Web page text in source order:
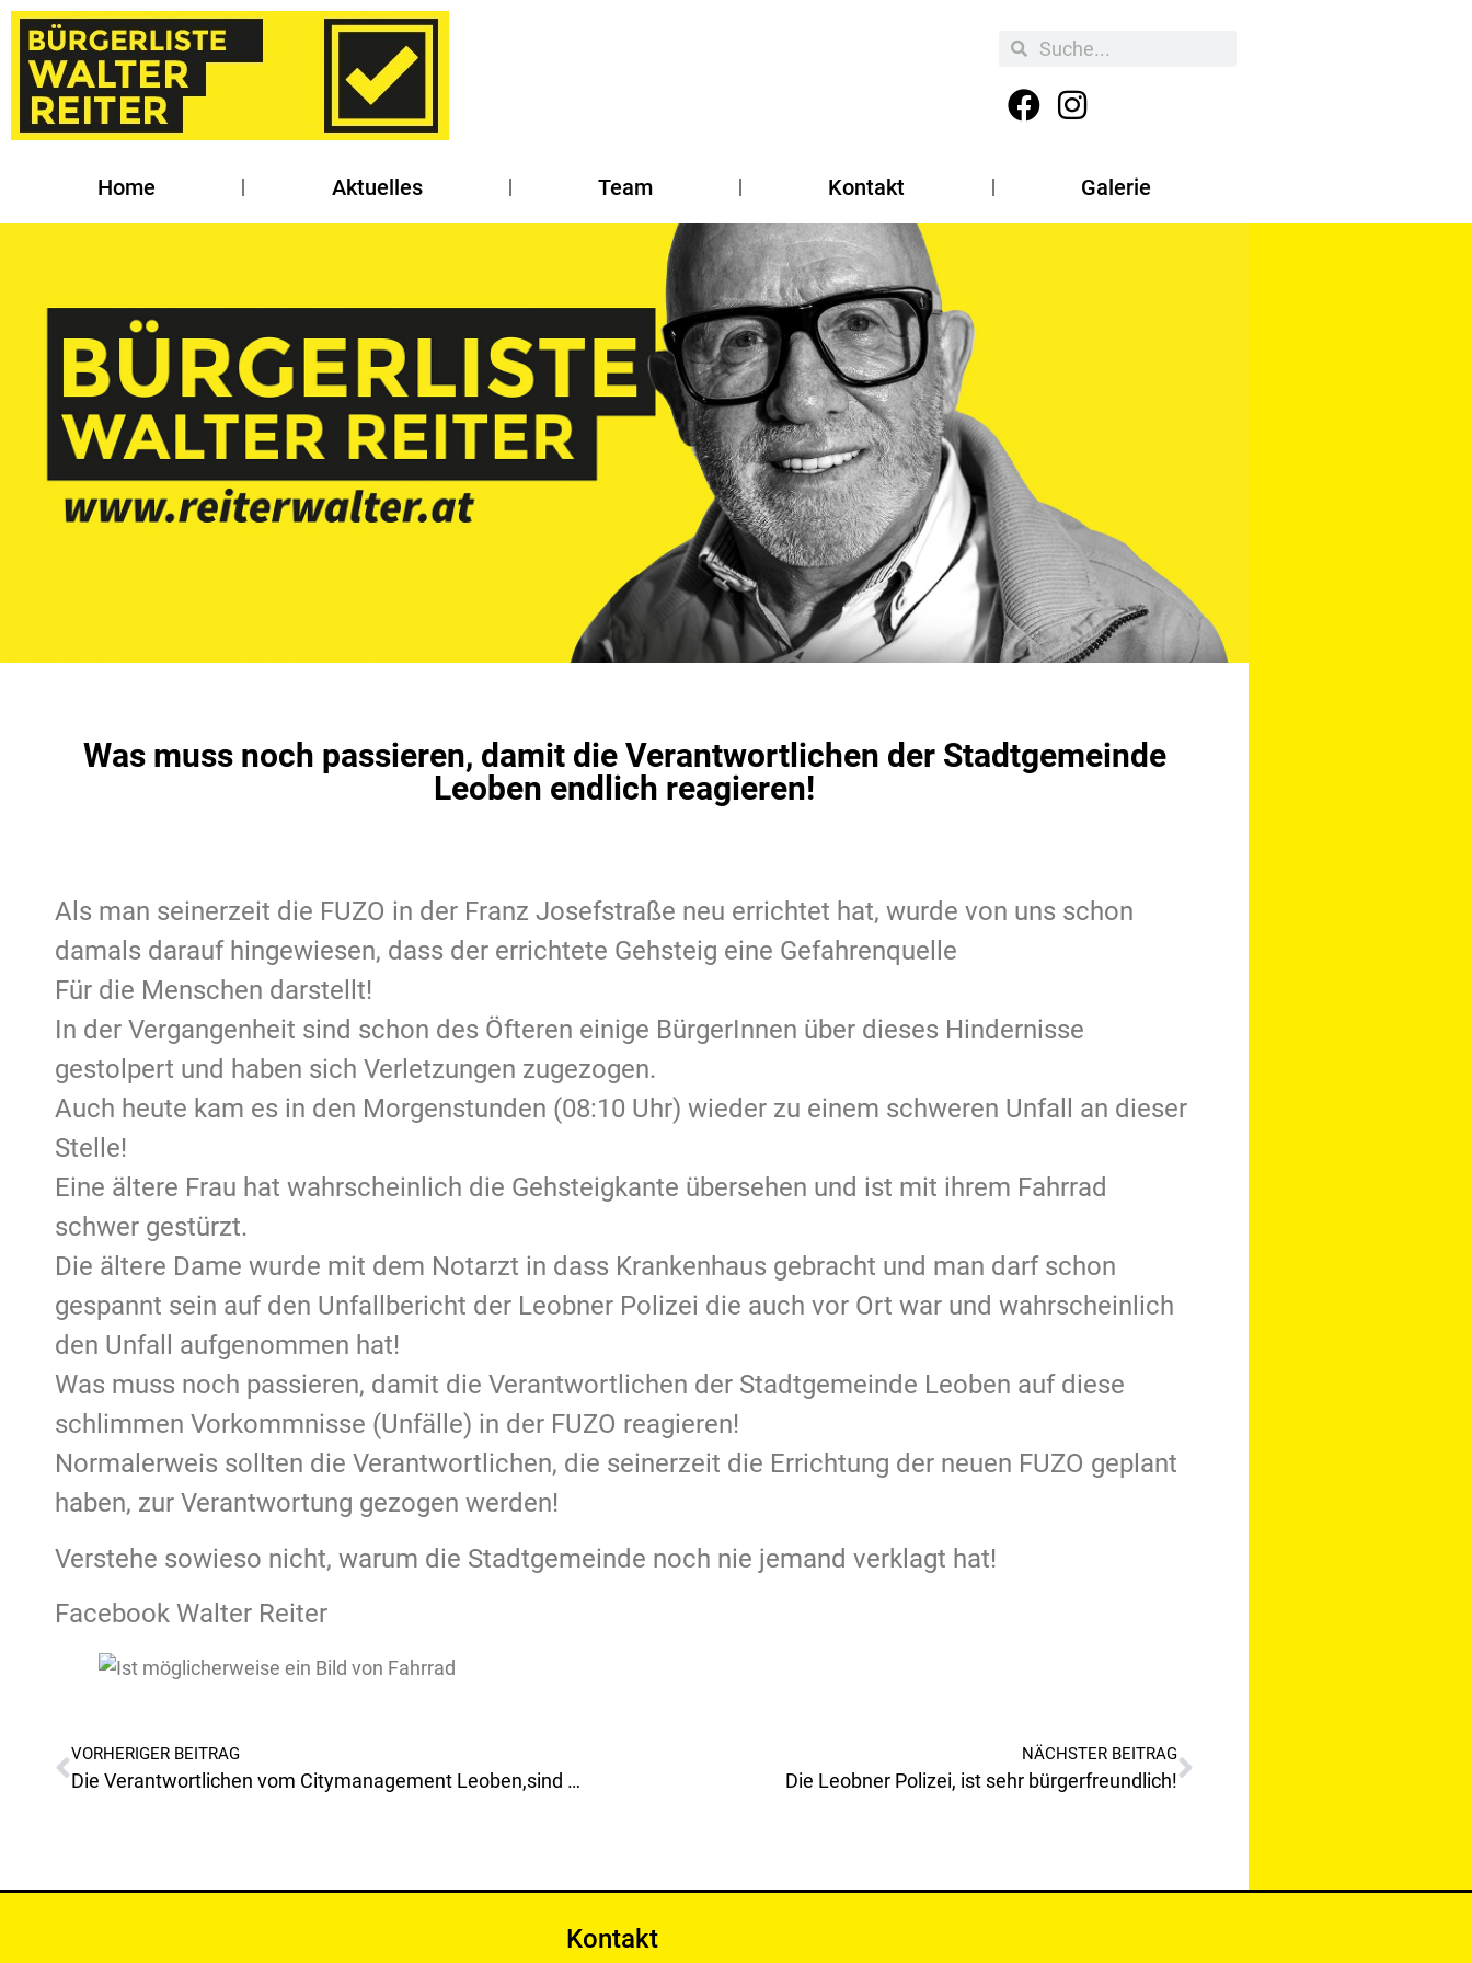
Home Aktuelles Team Kontakt Galerie
Was muss noch passieren, damit die Verantwortlichen der Stadtgemeinde
Leoben endlich reagieren!
Als man seinerzeit die FUZO in der Franz Josefstraße neu errichtet hat, wurde von uns schon
damals darauf hingewiesen, dass der errichtete Gehsteig eine Gefahrenquelle
Für die Menschen darstellt!
In der Vergangenheit sind schon des Öfteren einige BürgerInnen über dieses Hindernisse
gestolpert und haben sich Verletzungen zugezogen.
Auch heute kam es in den Morgenstunden (08:10 Uhr) wieder zu einem schweren Unfall an dieser
Stelle!
Eine ältere Frau hat wahrscheinlich die Gehsteigkante übersehen und ist mit ihrem Fahrrad
schwer gestürzt.
Die ältere Dame wurde mit dem Notarzt in dass Krankenhaus gebracht und man darf schon
gespannt sein auf den Unfallbericht der Leobner Polizei die auch vor Ort war und wahrscheinlich
den Unfall aufgenommen hat!
Was muss noch passieren, damit die Verantwortlichen der Stadtgemeinde Leoben auf diese
schlimmen Vorkommnisse (Unfälle) in der FUZO reagieren!
Normalerweis sollten die Verantwortlichen, die seinerzeit die Errichtung der neuen FUZO geplant
haben, zur Verantwortung gezogen werden!
Verstehe sowieso nicht, warum die Stadtgemeinde noch nie jemand verklagt hat!
Facebook Walter Reiter
VORHERIGER BEITRAG
Die Verantwortlichen vom Citymanagement Leoben,sind unfähig und haben kein Konzept!
NÄCHSTER BEITRAG
Die Leobner Polizei, ist sehr bürgerfreundlich!
Kontakt